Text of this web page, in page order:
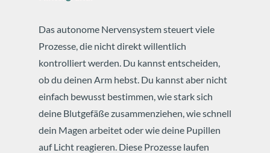
Das autonome Nervensystem steuert viele
Prozesse, die nicht direkt willentlich
kontrolliert werden. Du kannst entscheiden,
ob du deinen Arm hebst. Du kannst aber nicht
einfach bewusst bestimmen, wie stark sich
deine Blutgefäße zusammenziehen, wie schnell
dein Magen arbeitet oder wie deine Pupillen
auf Licht reagieren. Diese Prozesse laufen